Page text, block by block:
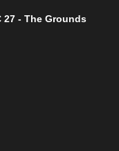
27 - The Grounds